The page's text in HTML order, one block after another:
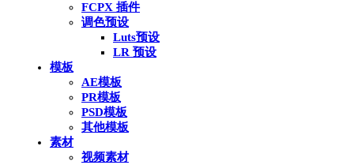
FCPX 插件
调色预设
Luts预设
LR 预设
模板
AE模板
PR模板
PSD模板
其他模板
素材
视频素材